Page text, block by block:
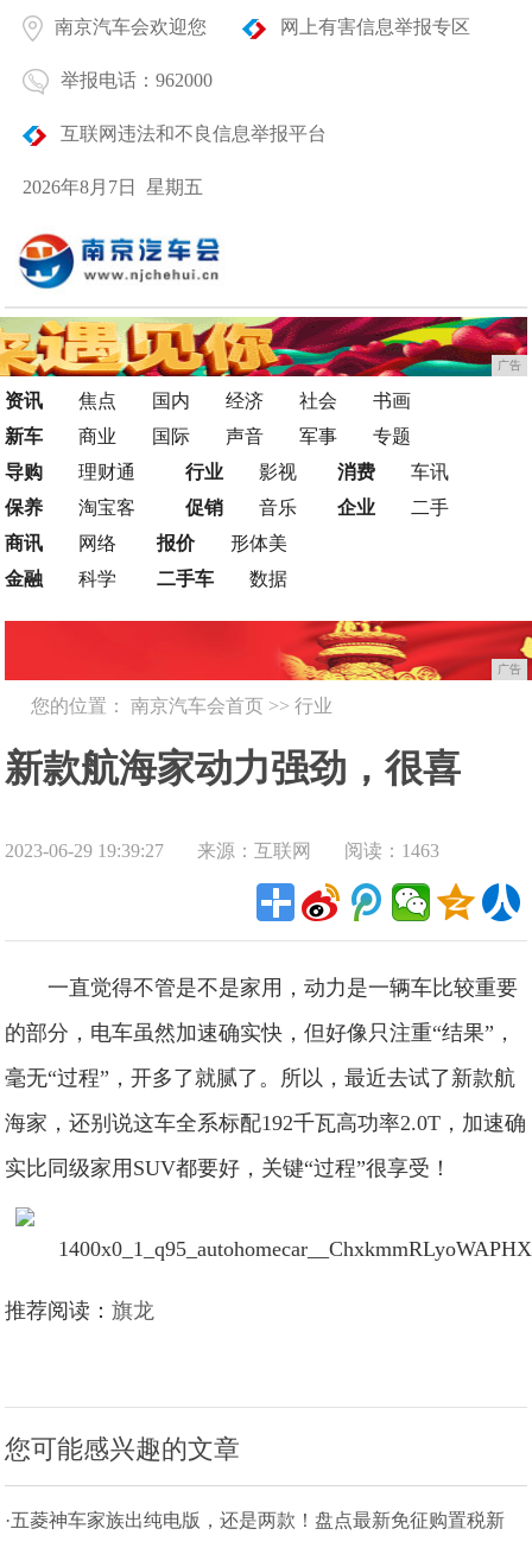
南京汽车会欢迎您 网上有害信息举报专区
举报电话：962000
互联网违法和不良信息举报平台
2026年8月7日 星期五
广告
资讯 焦点 国内 经济 社会
书画
新车
商业 国际 声音 军事
专题
导购
理财通
保养
淘宝客
行业
影视
促销
音乐
消费
车讯
企业
二手
商讯
网络
金融
科学
报价
形体美
二手车
数据
广告
您的位置：南京汽车会首页 >>行业
新款航海家动力强劲，很喜
欢！
2023-06-29 19:39:27 来源：互联网 阅读：1463
一直觉得不管是不是家用，动力是一辆车比较重要
的部分，电车虽然加速确实快，但好像只注重“结果”，
毫无“过程”，开多了就腻了。所以，最近去试了新款航
海家，还别说这车全系标配192千瓦高功率2.0T，加速确
实比同级家用SUV都要好，关键“过程”很享受！
推荐阅读：旗龙
您可能感兴趣的文章
·五菱神车家族出纯电版，还是两款！盘点最新免征购置税新